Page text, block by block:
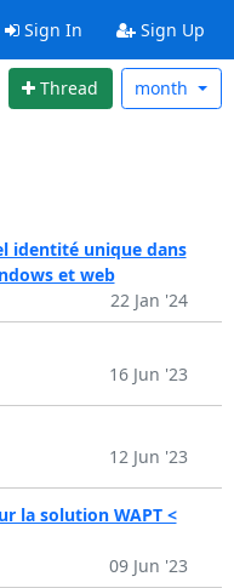
Sign In Sign Up
Thread month
identité unique dans
et web
22 Jan '24
16 Jun '23
12 Jun '23
la solution WAPT <
09 Jun '23